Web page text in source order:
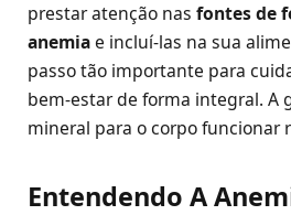
prestar atenção nas fontes de
anemiae incluí-las na sua
passo tão importante para
bem-estar de forma integral. A
mineral para o corpo funcionar
Entendendo A